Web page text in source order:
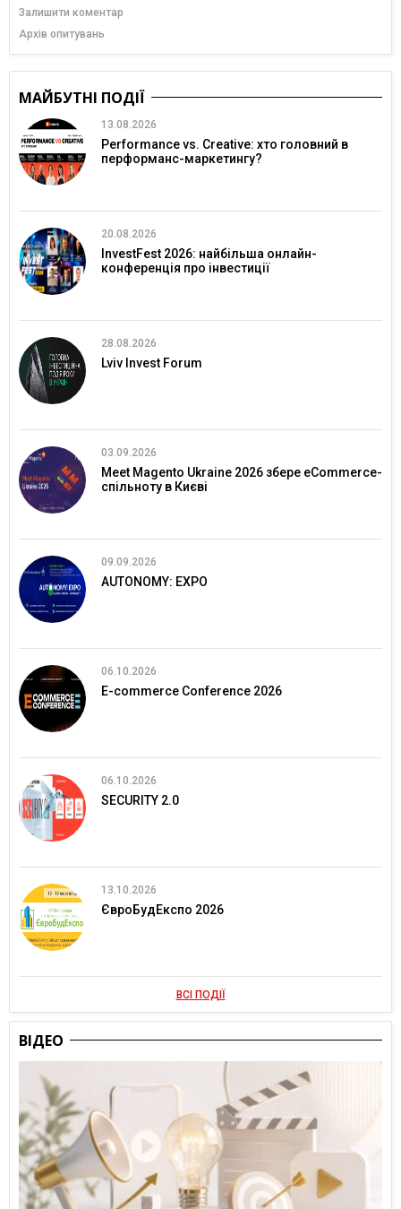
Залишити коментар
Архів опитувань
МАЙБУТНІ ПОДІЇ
13.08.2026
Performance vs. Creative: хто головний в
перформанс-маркетингу?
20.08.2026
InvestFest 2026: найбільша онлайн-
конференція про інвестиції
28.08.2026
Lviv Invest Forum
03.09.2026
Meet Magento Ukraine 2026 збере eCommerce-
спільноту в Києві
09.09.2026
AUTONOMY: EXPO
06.10.2026
E-commerce Conference 2026
06.10.2026
SECURITY 2.0
13.10.2026
ЄвроБудЕкспо 2026
ВСІ ПОДІЇ
ВІДЕО